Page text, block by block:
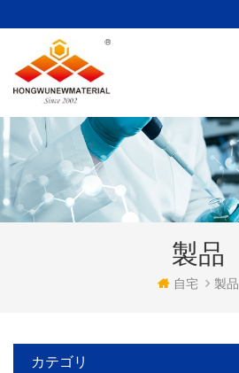
製品
自宅 製品
カテゴリ